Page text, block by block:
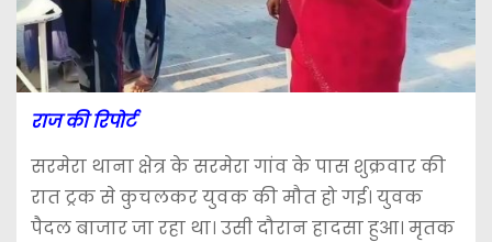
राज की रिपोर्ट
सरमेरा थाना क्षेत्र के सरमेरा गांव के पास शुक्रवार की
रात ट्रक से कुचलकर युवक की मौत हो गई। युवक
पैदल बाजार जा रहा था। उसी दौरान हादसा हुआ। मृतक